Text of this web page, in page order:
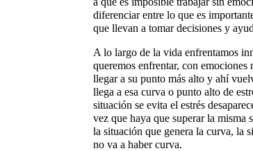
diferenciar entre lo que es
que llevan a tomar decisiones y
A lo largo de la vida enfrentamos
queremos enfrentar, con emociones
llegar a su punto más alto y ahí
llega a esa curva o punto alto de
situación se evita el estrés
vez que haya que superar la misma
la situación que genera la curva, la
no va a haber curva.